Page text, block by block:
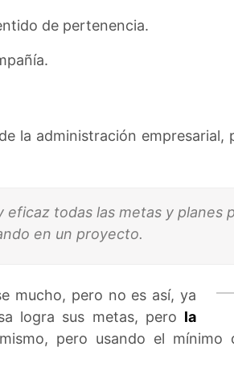
de pertenencia.
la administración
todas las metas y planes
en un proyecto.
mucho, pero no es así, ya
logra sus metas, pero la
pero usando el